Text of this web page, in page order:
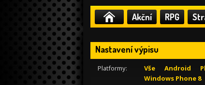
Akční RPG
Nastavení výpisu
Platformy: Vše Android
Windows Phone 8